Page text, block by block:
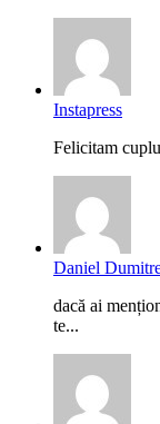
Instapress
Felicitam
Daniel
dacă ai
te...